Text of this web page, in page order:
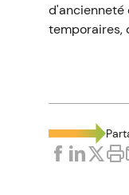
d'ancienneté
temporaires,